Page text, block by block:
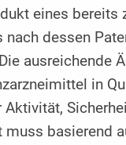
eines bereits
nach dessen
ausreichende
in
muss basierend